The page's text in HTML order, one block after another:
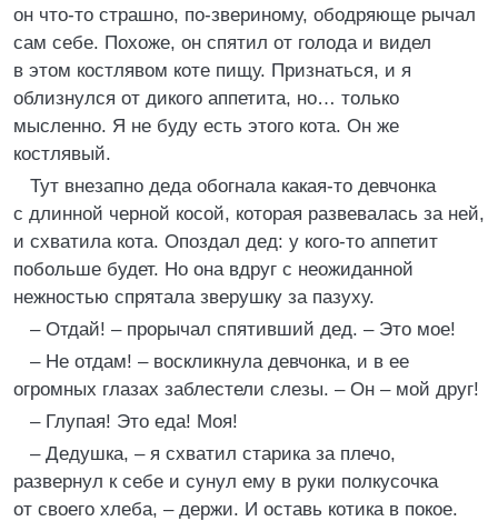
он что-то страшно, по-звериному, ободряюще рычал
сам себе. Похоже, он спятил от голода и видел
в этом костлявом коте пищу. Признаться, и я
облизнулся от дикого аппетита, но… только
мысленно. Я не буду есть этого кота. Он же
костлявый.
Тут внезапно деда обогнала какая-то девчонка
с длинной черной косой, которая развевалась за ней,
и схватила кота. Опоздал дед: у кого-то аппетит
побольше будет. Но она вдруг с неожиданной
нежностью спрятала зверушку за пазуху.
– Отдай! – прорычал спятивший дед. – Это мое!
– Не отдам! – воскликнула девчонка, и в ее
огромных глазах заблестели слезы. – Он – мой друг!
– Глупая! Это еда! Моя!
– Дедушка, – я схватил старика за плечо,
развернул к себе и сунул ему в руки полкусочка
от своего хлеба, – держи. И оставь котика в покое.